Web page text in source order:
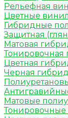
Рельефная
Цветные
Гибридные
Защитная
Матовая
Тонировочная
Цветная
Черная
Матовые
Тонировочные